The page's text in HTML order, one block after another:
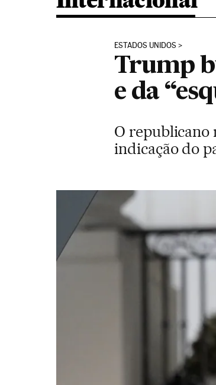
ESTADOS UNIDOS
Trump
e da
O republicano
indicação do